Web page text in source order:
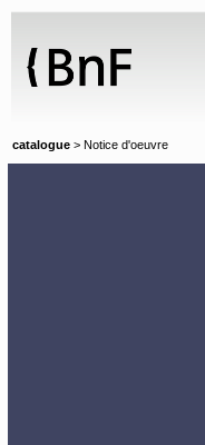
catalogue > Notice d'oeuvre